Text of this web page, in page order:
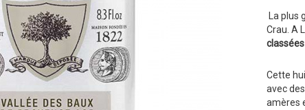
La
Crau. A
Cette
avec
amères